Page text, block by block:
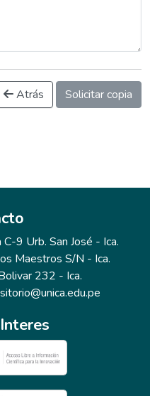
Atrás Solicitar copia
9 Urb. San José - Ica.
Maestros S/N - Ica.
232 - Ica.